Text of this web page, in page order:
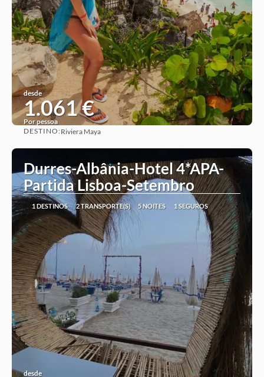
desde
1.061 €
Por pessoa
DESTINO:Riviera Maya
Durres-Albânia-Hotel 4*APA-
Partida Lisboa-Setembro
1 DESTINOS 2 TRANSPORTE(S) 5 NOITES 1 SEGUROS
desde